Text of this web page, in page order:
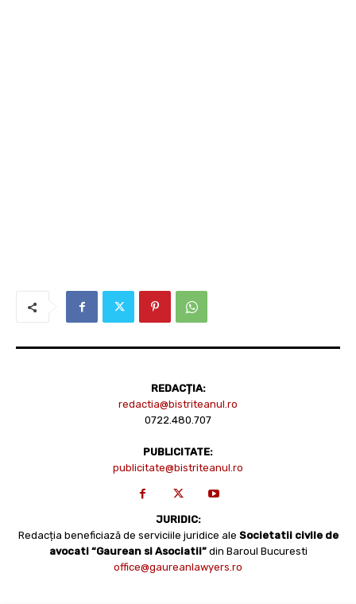
REDACȚIA:
redactia@bistriteanul.ro
0722.480.707
PUBLICITATE:
publicitate@bistriteanul.ro
JURIDIC:
Redacția beneficiază de serviciile juridice ale Societatii civile de
avocati “Gaurean si Asociatii” din Baroul Bucuresti
office@gaureanlawyers.ro